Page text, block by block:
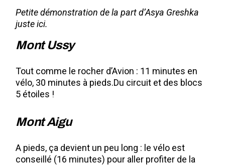
Petite démonstration de la part d’Asya Greshka
justeici.
Mont Ussy
Tout comme le rocher d’Avion : 11 minutes en
vélo, 30 minutes à pieds.Du circuit et des blocs
5 étoiles !
Mont Aigu
A pieds, ça devient un peu long : le vélo est
conseillé (16 minutes) pour aller profiter de la